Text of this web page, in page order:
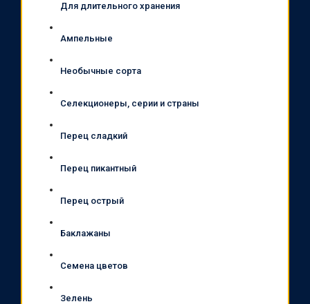
Для длительного хранения
Ампельные
Необычные сорта
Селекционеры, серии и страны
Перец сладкий
Перец пикантный
Перец острый
Баклажаны
Семена цветов
Зелень